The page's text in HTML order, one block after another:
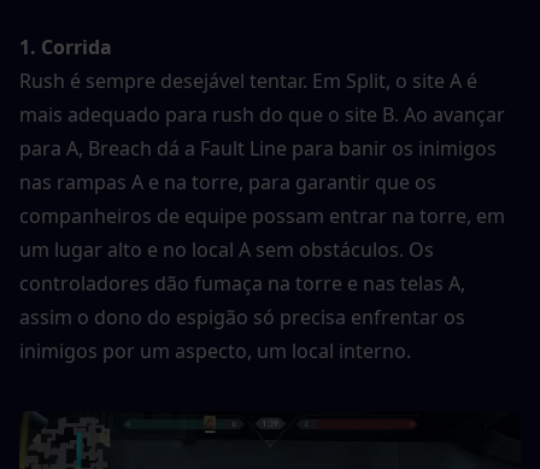
1. Corrida
Rush é sempre desejável tentar. Em Split, o site A é
mais adequado para rush do que o site B. Ao avançar
para A, Breach dá a Fault Line para banir os inimigos
nas rampas A e na torre, para garantir que os
companheiros de equipe possam entrar na torre, em
um lugar alto e no local A sem obstáculos. Os
controladores dão fumaça na torre e nas telas A,
assim o dono do espigão só precisa enfrentar os
inimigos por um aspecto, um local interno.